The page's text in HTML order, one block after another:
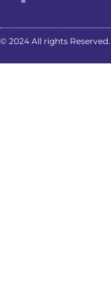
© 2024 All rights